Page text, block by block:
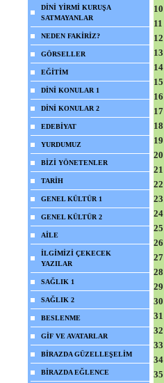
DİNİ YİRMİ KURUŞA
SATMAYANLAR
NEDEN FAKİRİZ?
GÖRSELLER
EĞİTİM
DİNİ KONULAR 1
DİNİ KONULAR 2
EDEBİYAT
YURDUMUZ
BİZİ YÖNETENLER
TARİH
GENEL KÜLTÜR 1
GENEL KÜLTÜR 2
AİLE
İLGİMİZİ ÇEKECEK
YAZILAR
SAĞLIK 1
SAĞLIK 2
BESLENME
GİF VE AVATARLAR
BİRAZDA GÜZELLEŞELİM
BİRAZDA EĞLENCE
10
11
12
13
14
15
16
17
18
19
20
21
22
23
24
25
26
27
28
29
30
31
32
33
34
35